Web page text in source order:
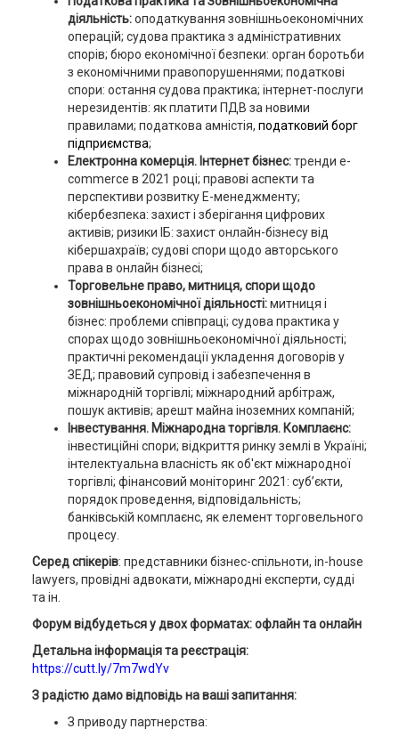
діяльність:оподаткування зовнішньоекономічних
операцій; судова практика з адміністративних
спорів; бюро економічної безпеки: орган боротьби
з економічними правопорушеннями; податкові
спори: остання судова практика; інтернет-послуги
нерезидентів: як платити ПДВ за новими
правилами; податкова амністія, податковий борг
підприємства;
Електронна комерція. Інтернет бізнес:тренди e-
commerce в 2021 році; правові аспекти та
перспективи розвитку E-менеджменту;
кібербезпека: захист і зберігання цифрових
активів; ризики ІБ: захист онлайн-бізнесу від
кібершахраїв; судові спори щодо авторського
права в онлайн бізнесі;
Торговельне право, митниця, спори щодо
зовнішньоекономічної діяльності:митниця і
бізнес: проблеми співпраці; судова практика у
спорах щодо зовнішньоекономічної діяльності;
практичні рекомендації укладення договорів у
ЗЕД; правовий супровід і забезпечення в
міжнародній торгівлі; міжнародний арбітраж,
пошук активів; арешт майна іноземних компаній;
Інвестування. Міжнародна торгівля. Комплаєнс:
інвестиційні спори; відкриття ринку землі в Україні;
інтелектуальна власність як об'єкт міжнародної
торгівлі; фінансовий моніторинг 2021: суб’єкти,
порядок проведення, відповідальність;
банківській комплаєнс, як елемент торговельного
процесу.
Серед спікерів: представники бізнес-спільноти, іn-house
lawyers, провідні адвокати, міжнародні експерти, судді
та ін.
Форум відбудеться у двох форматах: офлайн та онлайн
Детальна інформація та реєстрація:
https://cutt.ly/7m7wdYv
З радістю дамо відповідь на ваші запитання:
З приводу партнерства: